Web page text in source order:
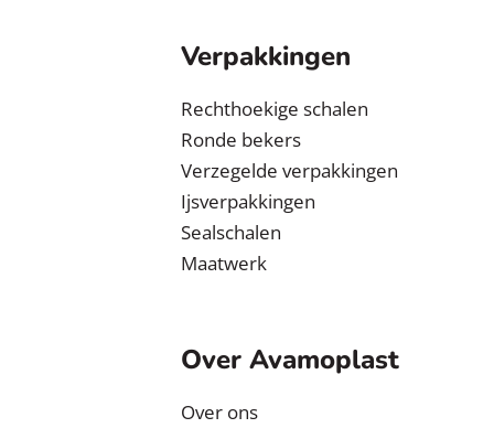
Verpakkingen
Rechthoekige schalen
Ronde bekers
Verzegelde verpakkingen
Ijsverpakkingen
Sealschalen
Maatwerk
Over Avamoplast
Over ons